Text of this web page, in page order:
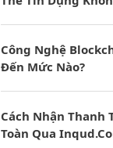
Công Nghệ
Đến Mức Nào?
Cách Nhận Thanh
Toàn Qua